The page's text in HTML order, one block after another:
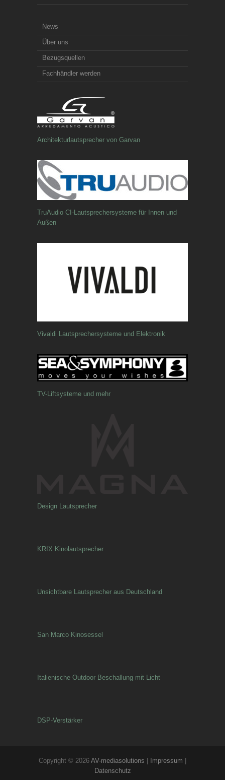
News
Über uns
Bezugsquellen
Fachhändler werden
Architekturlautsprecher von Garvan
TruAudio CI-Lautsprechersysteme für Innen und
Außen
Vivaldi Lautsprechersysteme und Elektronik
TV-Liftsysteme und mehr
Design Lautsprecher
KRIX Kinolautsprecher
Unsichtbare Lautsprecher aus Deutschland
San Marco Kinosessel
Italienische Outdoor Beschallung mit Licht
DSP-Verstärker
Copyright © 2026 AV-mediasolutions Impressum
Datenschutz